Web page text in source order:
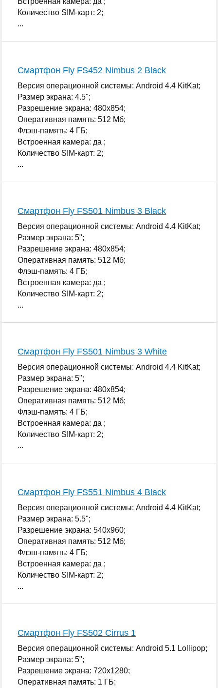
Количество SIM-карт: 2;
...
Смартфон Fly FS452 Nimbus 2 Black
Версия операционной системы: Android 4.4 KitKat;
Размер экрана: 4.5";
Разрешение экрана: 480x854;
Оперативная память: 512 Мб;
Флэш-память: 4 ГБ;
Встроенная камера: да ;
Количество SIM-карт: 2;
...
Смартфон Fly FS501 Nimbus 3 Black
Версия операционной системы: Android 4.4 KitKat;
Размер экрана: 5";
Разрешение экрана: 480x854;
Оперативная память: 512 Мб;
Флэш-память: 4 ГБ;
Встроенная камера: да ;
Количество SIM-карт: 2;
...
Смартфон Fly FS501 Nimbus 3 White
Версия операционной системы: Android 4.4 KitKat;
Размер экрана: 5";
Разрешение экрана: 480x854;
Оперативная память: 512 Мб;
Флэш-память: 4 ГБ;
Встроенная камера: да ;
Количество SIM-карт: 2;
...
Смартфон Fly FS551 Nimbus 4 Black
Версия операционной системы: Android 4.4 KitKat;
Размер экрана: 5.5";
Разрешение экрана: 540x960;
Оперативная память: 512 Мб;
Флэш-память: 4 ГБ;
Встроенная камера: да ;
Количество SIM-карт: 2;
...
Смартфон Fly FS502 Cirrus 1
Версия операционной системы: Android 5.1 Lollipop;
Размер экрана: 5";
Разрешение экрана: 720x1280;
Оперативная память: 1 ГБ;